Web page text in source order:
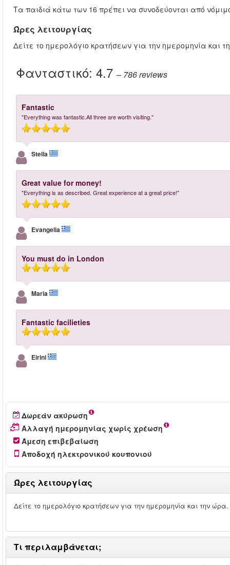
Τα παιδιά κάτω των 16 πρέπει να συνοδεύονται από
Ώρες λειτουργίας
Δείτε το ημερολόγιο κρατήσεων για την ημερομηνία και
Φανταστικό: 4.7 – 786reviews
Fantastic
"Everything was fantastic.All three are worth visiting."
Stella
Great value for money!
"Everything is as described. Great experience at a great price!"
Evangelia
You must do in London
Maria
Fantastic facilieties
Eirini
Δωρεάν ακύρωση
Αλλαγή ημερομηνίας χωρίς χρέωση
Άμεση επιβεβαίωση
Αποδοχή ηλεκτρονικού κουπονιού
Ώρες λειτουργίας
Δείτε το ημερολόγιο κρατήσεων για την ημερομηνία και την ώρα.
Τι περιλαμβάνεται;